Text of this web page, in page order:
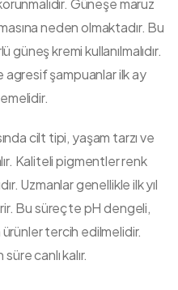
Güneşe maruz
neden olmaktadır. Bu
kremi kullanılmalıdır.
agresif şampuanlar ilk ay
cilt tipi, yaşam tarzı ve
Kaliteli pigmentler renk
Uzmanlar genellikle ilk yıl
Bu süreçte pH dengeli,
tercih edilmelidir.
canlı kalır.